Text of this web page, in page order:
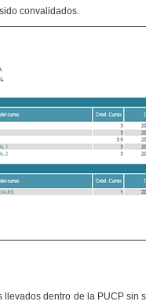
convalidados.
llevados dentro de la PUCP